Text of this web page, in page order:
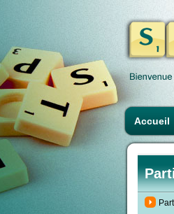
Accueil